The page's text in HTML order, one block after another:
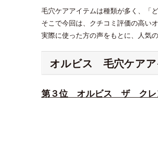
毛穴ケアアイテムは種類が多く、「
そこで今回は、クチコミ評価の高い
実際に使った方の声をもとに、人気
オルビス 毛穴ケア
第３位 オルビス ザ クレ